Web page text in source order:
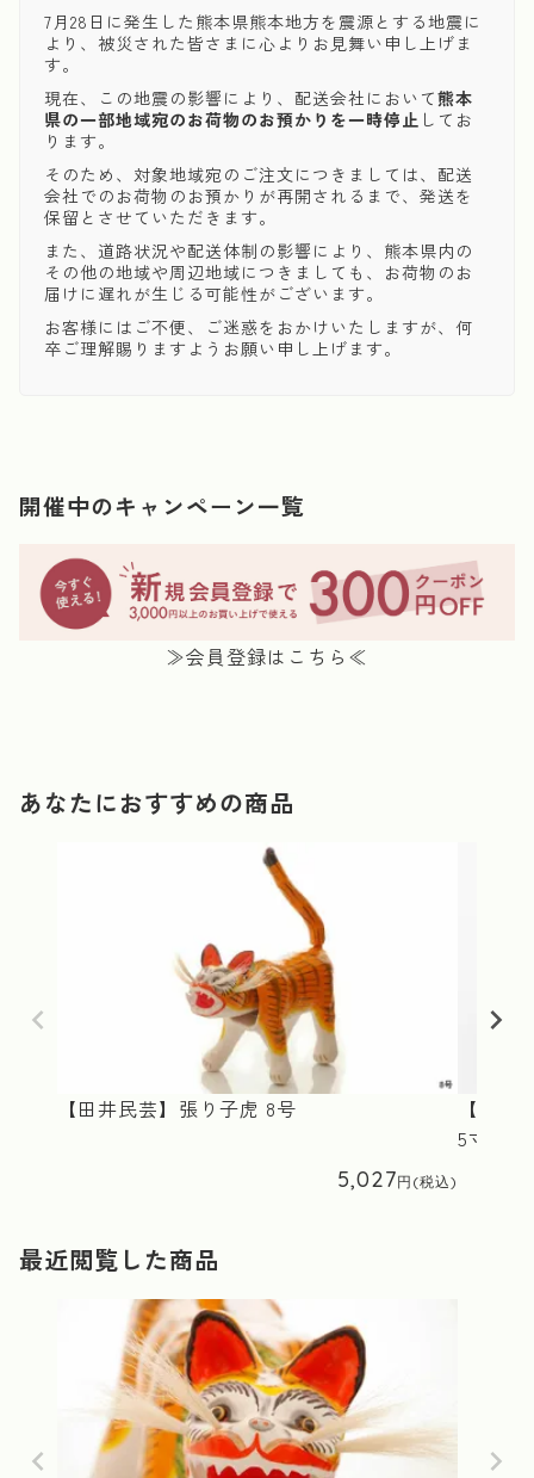
7月28日に発生した熊本県熊本地方を震源とする地震に
より、被災された皆さまに心よりお見舞い申し上げま
す。
現在、この地震の影響により、配送会社において熊本
県の一部地域宛のお荷物のお預かりを一時停止 してお
ります。
そのため、対象地域宛のご注文につきましては、配送
会社でのお荷物のお預かりが再開されるまで、発送を
保留とさせていただきます。
また、道路状況や配送体制の影響により、熊本県内の
その他の地域や周辺地域につきましても、お荷物のお
届けに遅れが生じる可能性がございます。
お客様にはご不便、ご迷惑をおかけいたしますが、何
卒ご理解賜りますようお願い申し上げます。
開催中のキャンペーン一覧
≫会員登録はこちら≪
あなたにおすすめの商品
【田井民芸】張り子虎 8号
5,027
【(有)
5寸
最近閲覧した商品